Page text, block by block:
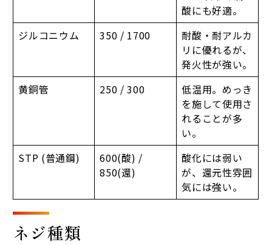
酸にも好適。
ジルコニウム
350 / 1700
耐酸・耐アルカ
リに優れるが、
発火性が強い。
黄銅管
250 / 300
低温用。めっき
を施して使用さ
れることが多
い。
STP (普通鋼)
600(酸) /
850(還)
酸化には弱い
が、還元性雰囲
気には強い。
ネジ種類